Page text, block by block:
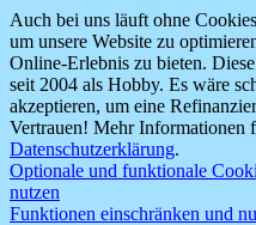
Auch bei uns läuft ohne
um unsere Website zu
Online-Erlebnis zu bieten.
seit 2004 als Hobby. Es wäre
akzeptieren, um eine
Vertrauen! Mehr Informationen
Datenschutzerklärung.
Optionale und funktionale
nutzen
Funktionen einschränken und